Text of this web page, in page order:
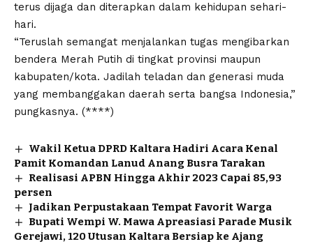
terus dijaga dan diterapkan dalam kehidupan sehari-
hari.
“Teruslah semangat menjalankan tugas mengibarkan
bendera Merah Putih di tingkat provinsi maupun
kabupaten/kota. Jadilah teladan dan generasi muda
yang membanggakan daerah serta bangsa Indonesia,”
pungkasnya. (****)
Wakil Ketua DPRD Kaltara Hadiri Acara Kenal
Pamit Komandan Lanud Anang Busra Tarakan
Realisasi APBN Hingga Akhir 2023 Capai 85,93
persen
Jadikan Perpustakaan Tempat Favorit Warga
Bupati Wempi W. Mawa Apreasiasi Parade Musik
Gerejawi, 120 Utusan Kaltara Bersiap ke Ajang